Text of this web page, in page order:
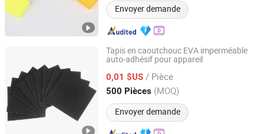
Envoyer demande
Tapis en caoutchouc EVA imperméable
auto-adhésif pour appareil
0,01 $US / Pièce
500 Pièces (MOQ)
Envoyer demande
OSOTAPE TECHNOLOGY CO., LTD.
Fujian, China Depuis 2018